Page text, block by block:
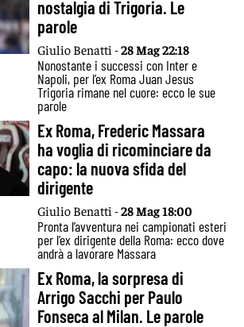
nostalgia di Trigoria. Le
parole
Giulio Benatti -28 Mag 22:18
Nonostante i successi con Inter e
Napoli, per l’ex Roma Juan Jesus
Trigoria rimane nel cuore: ecco le sue
parole
Ex Roma, Frederic Massara
ha voglia di ricominciare da
capo: la nuova sfida del
dirigente
Giulio Benatti -28 Mag 18:00
Pronta l’avventura nei campionati esteri
per l’ex dirigente della Roma: ecco dove
andrà a lavorare Massara
Ex Roma, la sorpresa di
Arrigo Sacchi per Paulo
Fonseca al Milan. Le parole